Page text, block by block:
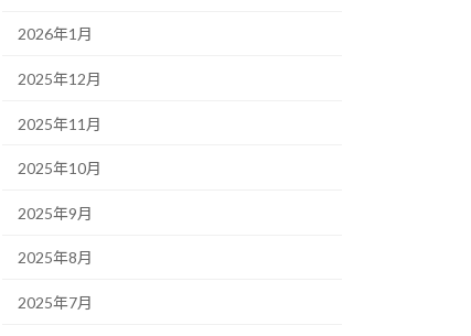
2026年1月
2025年12月
2025年11月
2025年10月
2025年9月
2025年8月
2025年7月